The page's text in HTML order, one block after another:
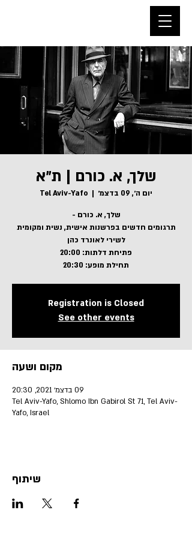
שלך, א. כורם | ת״א
יום ה׳, 09 בדצמ׳
  |
Tel Aviv-Yafo
תרגומים חדשים בפרשנות אישית, נשית ומקומית
תחילת מופע: 20:30
Registration is Closed
See other events
מקום ושעה
09 בדצמ׳ 2021, 20:30
Tel Aviv-Yafo, Shlomo Ibn Gabirol St 71, Tel Aviv-
Yafo, Israel
שיתוף